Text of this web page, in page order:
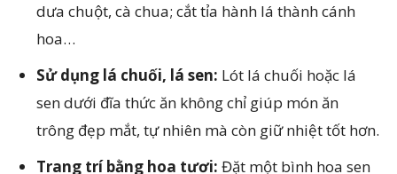
dưa chuột, cà chua; cắt tỉa hành lá thành cánh
hoa…
Sử dụng lá chuối, lá sen: Lót lá chuối hoặc lá
sen dưới đĩa thức ăn không chỉ giúp món ăn
trông đẹp mắt, tự nhiên mà còn giữ nhiệt tốt hơn.
Trang trí bằng hoa tươi: Đặt một bình hoa sen